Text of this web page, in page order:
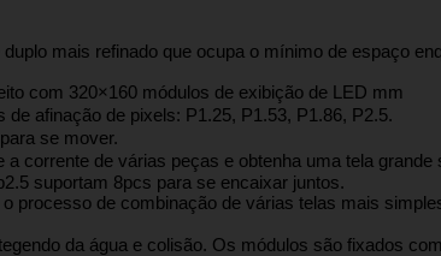
mais refinado que ocupa o mínimo de espaço
com 320×160 módulos de exibição de LED mm
de afinação de pixels: P1.25, P1.53, P1.86, P2.5.
se mover.
a corrente de várias peças e obtenha uma tela
suportam 8pcs para se encaixar juntos.
processo de combinação de várias telas mais
da água e colisão. Os módulos são fixados